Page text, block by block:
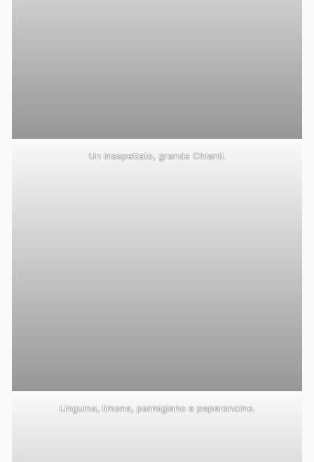
Un inaspettato, grande Chianti.
Linguina, limone, parmigiano e peperoncino.